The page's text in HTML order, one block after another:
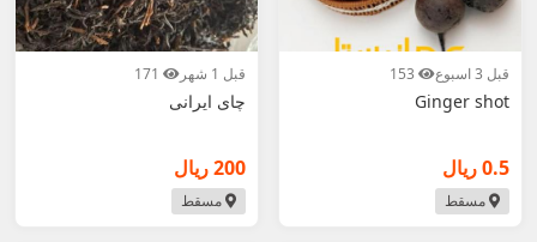
قبل 3 اسبوع
Ginger shot
0.5 ريال
مسقط
قبل 1 شهر
چای ایرانی
200 ريال
مسقط